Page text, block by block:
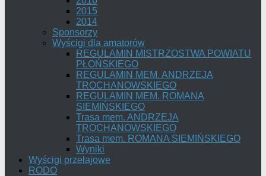
2015
2014
Sponsorzy
Wyścigi dla amatorów
REGULAMIN MISTRZOSTWA POWIATU
PŁOŃSKIEGO
REGULAMIN MEM. ANDRZEJA
TROCHANOWSKIEGO
REGULAMIN MEM. ROMANA
SIEMIŃSKIEGO
Trasa mem. ANDRZEJA
TROCHANOWSKIEGO
Trasa mem. ROMANA SIEMIŃSKIEGO
Wyniki
Wyścigi przełajowe
RODO